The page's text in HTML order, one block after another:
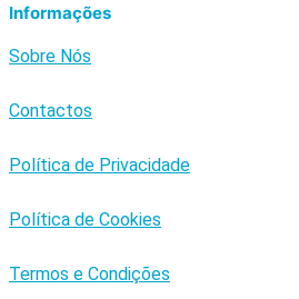
Informações
Sobre Nós
Contactos
Política de Privacidade
Política de Cookies
Termos e Condições